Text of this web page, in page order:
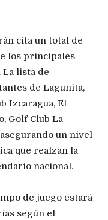
cita un total de
los principales
La lista de
de Lagunita,
Izcaragua, El
Golf Club La
un nivel
que realzan la
nacional.
de juego estará
según el